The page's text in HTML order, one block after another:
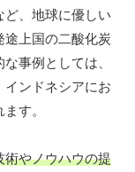
ど、地球に優しい
途上国の二酸化炭
事例としては、
ンドネシアにお
す。
術やノウハウの提